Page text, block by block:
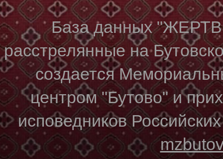
База данных
расстрелянные на
создается
центром "Бутово" и
исповедников